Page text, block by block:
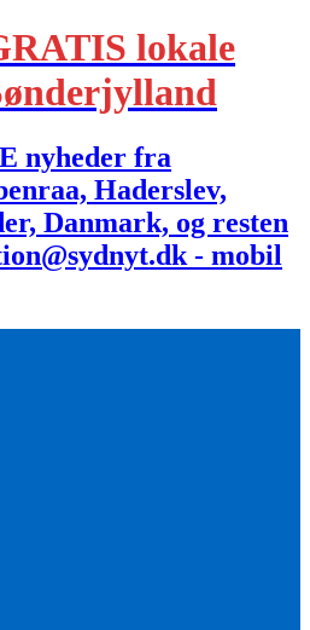
lokale
nyheder fra
Haderslev,
Danmark, og resten
- mobil